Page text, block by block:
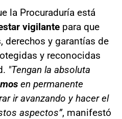
la Procuraduría está
vigilante para que
derechos y garantías de
y reconocidas
"Tengan la absoluta
en permanente
ir avanzando y hacer el
aspectos”, manifestó